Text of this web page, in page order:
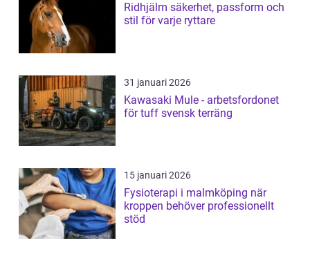
Ridhjälm säkerhet, passform och
stil för varje ryttare
31 januari 2026
Kawasaki Mule - arbetsfordonet
för tuff svensk terräng
15 januari 2026
Fysioterapi i malmköping när
kroppen behöver professionellt
stöd